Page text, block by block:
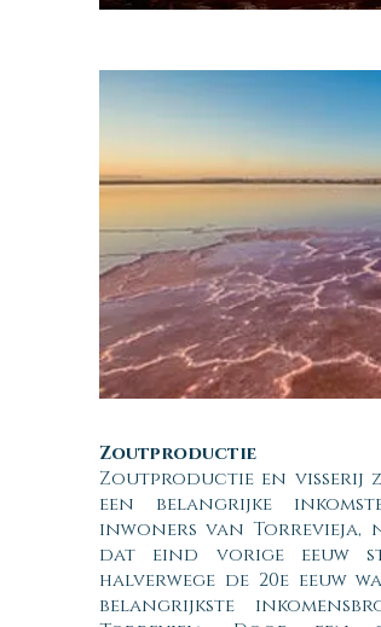
Zoutproductie
Zoutproductie en visserij
een belangrijke
inwoners van Torrevieja,
dat eind vorige eeuw
halverwege de 20e eeuw
belangrijkste